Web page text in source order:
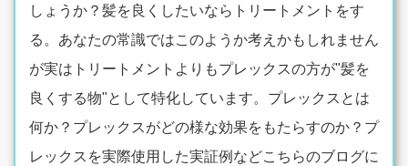
しょうか？髪を良くしたいならトリートメントをす
る。あなたの常識ではこのようか考えかもしれません
が実はトリートメントよりもプレックスの方が"髪を
良くする物"として特化しています。プレックスとは
何か？プレックスがどの様な効果をもたらすのか？プ
レックスを実際使用した実証例などこちらのブログに